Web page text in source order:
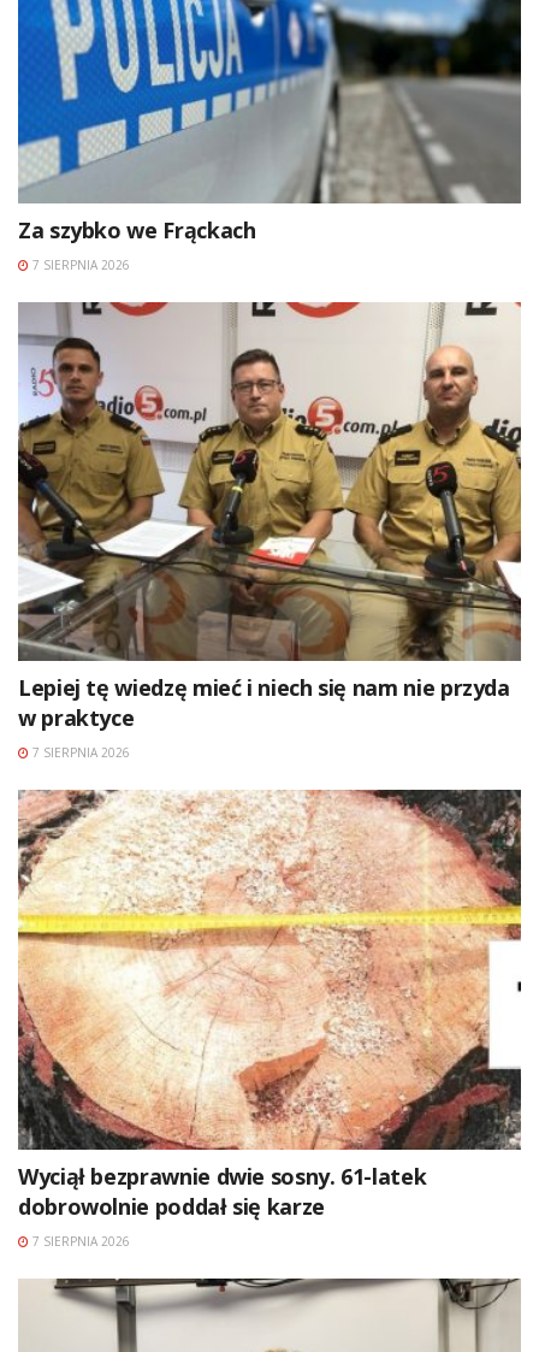
Za szybko we Frąckach
7 SIERPNIA 2026
Lepiej tę wiedzę mieć i niech się nam nie przyda
w praktyce
7 SIERPNIA 2026
Wyciął bezprawnie dwie sosny. 61-latek
dobrowolnie poddał się karze
7 SIERPNIA 2026